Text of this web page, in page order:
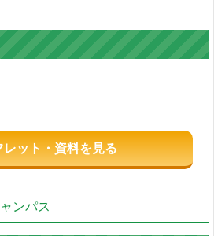
レット・資料を見る
ンパス